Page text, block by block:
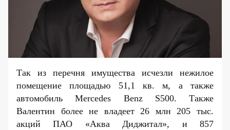
Так из перечня имущества исчезли нежилое
помещение площадью 51,1 кв. м, а также
автомобильMercedes Benz S500. Также
Валентин более не владеет 26 млн 205 тыс.
акций ПАО «Аква Диджитал», и 857